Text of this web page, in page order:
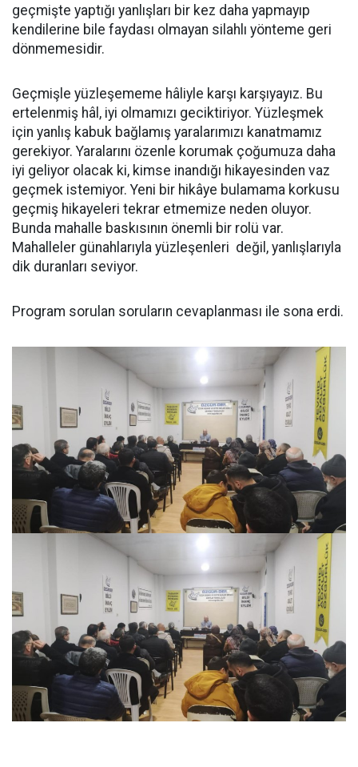
geçmişte yaptığı yanlışları bir kez daha yapmayıp
kendilerine bile faydası olmayan silahlı yönteme geri
dönmemesidir.
Geçmişle yüzleşememe hâliyle karşı karşıyayız. Bu
ertelenmiş hâl, iyi olmamızı geciktiriyor. Yüzleşmek
için yanlış kabuk bağlamış yaralarımızı kanatmamız
gerekiyor. Yaralarını özenle korumak çoğumuza daha
iyi geliyor olacak ki, kimse inandığı hikayesinden vaz
geçmek istemiyor. Yeni bir hikâye bulamama korkusu
geçmiş hikayeleri tekrar etmemize neden oluyor.
Bunda mahalle baskısının önemli bir rolü var.
Mahalleler günahlarıyla yüzleşenleri değil, yanlışlarıyla
dik duranları seviyor.
Program sorulan soruların cevaplanması ile sona erdi.